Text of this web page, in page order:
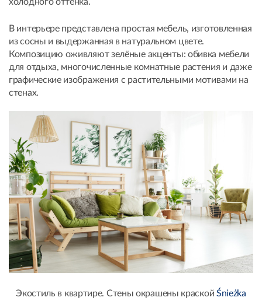
В интерьере представлена простая мебель, изготовленная
из сосны и выдержанная в натуральном цвете.
Композицию оживляют зелёные акценты: обивка мебели
для отдыха, многочисленные комнатные растения и даже
графические изображения с растительными мотивами на
стенах.
Экостиль в квартире. Стены окрашены краской Śnieżka